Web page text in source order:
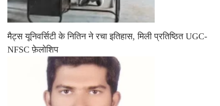
मैट्स यूनिवर्सिटी के नितिन ने रचा इतिहास, मिली प्रतिष्ठित UGC-
NFSC फ़ेलोशिप